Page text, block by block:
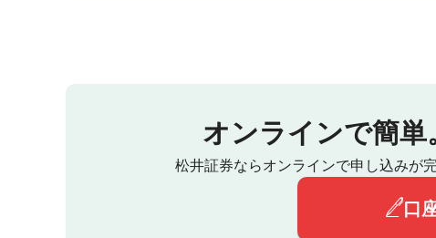
オンラインで簡単
松井証券ならオンラインで申し込みが完
口